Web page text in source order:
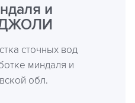
и
ДЖОЛИ
сточных вод
миндаля и
обл.